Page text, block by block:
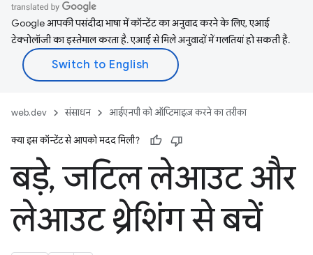
Google आपकी पसंदीदा भाषा में कॉन्टेंट का अनुवाद करने के लिए, एआई
टेक्नोलॉजी का इस्तेमाल करता है. एआई से मिले अनुवादों में गलतियां हो सकती हैं.
web.dev संसाधन आईएनपी को ऑप्टिमाइज़ करने का तरीका
क्या इस कॉन्टेंट से आपको मदद मिली?
बड़े,जटिल लेआउट और
लेआउट थ्रेशिंग से बचें